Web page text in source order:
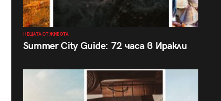
НЕЩАТА ОТ ЖИВОТА
Summer City Guide: 72 часа в Иракли